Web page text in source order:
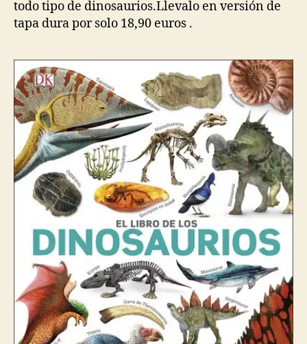
todo tipo de dinosaurios.Llevalo en versión de
tapa dura por solo 18,90 euros .